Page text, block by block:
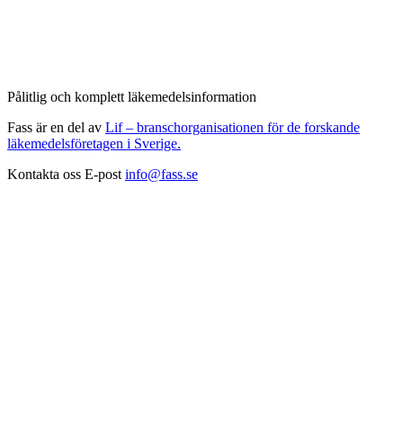
Pålitlig och komplett läkemedelsinformation
Fass är en del av Lif – branschorganisationen för de forskande
läkemedelsföretagen i Sverige.
Kontakta oss E-post info@fass.se